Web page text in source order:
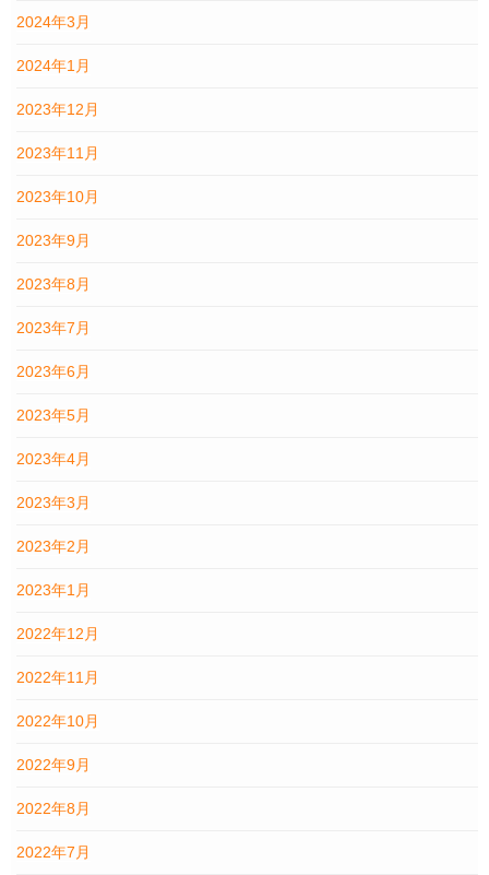
2024年3月
2024年1月
2023年12月
2023年11月
2023年10月
2023年9月
2023年8月
2023年7月
2023年6月
2023年5月
2023年4月
2023年3月
2023年2月
2023年1月
2022年12月
2022年11月
2022年10月
2022年9月
2022年8月
2022年7月